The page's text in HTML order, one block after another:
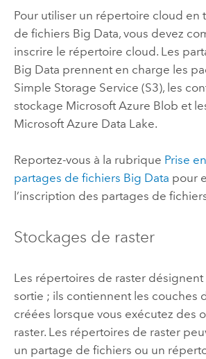
Pour utiliser un répertoire cloud en
de fichiers Big Data, vous devez
inscrire le répertoire cloud. Les
Big Data prennent en charge les
Simple Storage Service (S3), les
stockage Microsoft Azure Blob et
Microsoft Azure Data Lake.
Reportez-vous à la rubrique Prise
partages de fichiers Big Data pour
l’inscription des partages de
Stockages de raster
Les répertoires de raster désignent
sortie ; ils contiennent les couches
créées lorsque vous exécutez des
raster. Les répertoires de raster
un partage de fichiers ou un